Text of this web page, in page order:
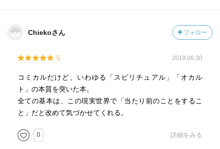
Chiekoさん フォロー
5 2019.06.30
コミカルだけど、いわゆる「スピリチュアル」「オカル
ト」の本質を突いた本。
全ての基本は、この現実世界で「当たり前のことをするこ
と」だと改めて気づかせてくれる。
0 詳細をみる